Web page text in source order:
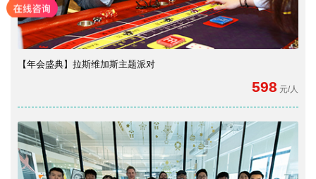
【年会盛典】拉斯维加斯主题派对
598 元/人